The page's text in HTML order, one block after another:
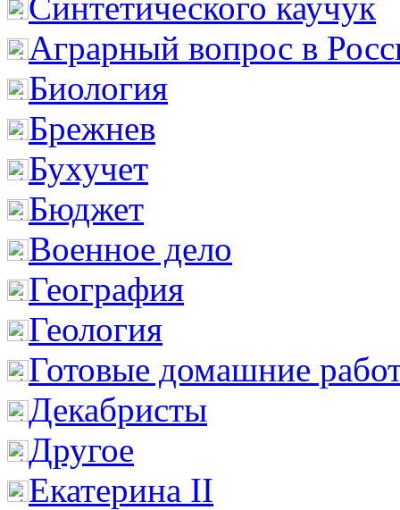
Аграрный вопрос в
Биология
Брежнев
Бухучет
Бюджет
Военное дело
География
Геология
Готовые домашние
Декабристы
Другое
Екатерина II